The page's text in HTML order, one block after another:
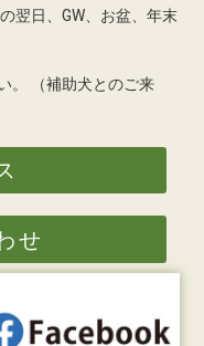
翌日、GW、お盆、年末
。
（補助犬とのご来
せ